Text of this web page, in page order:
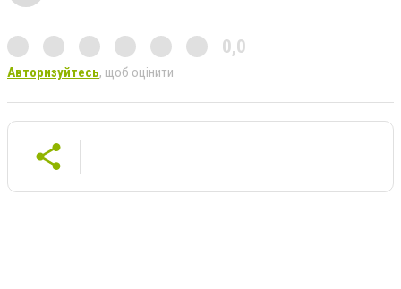
0,0
Авторизуйтесь, щоб оцінити